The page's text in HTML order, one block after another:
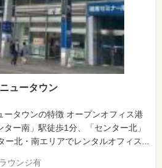
ュータウン
ータウンの特徴 オープンオフィス港
ー南」駅徒歩1分、「センター北」
北・南エリアでレンタルオフィス...
ウンジ有